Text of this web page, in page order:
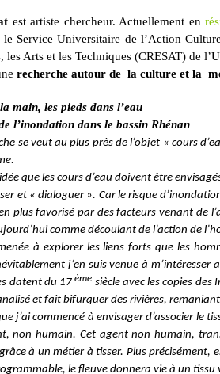
est artiste chercheur. Actuellement en
le Service Universitaire de l’Action
les Arts et les Techniques (CRESAT) de
recherche autour de la culture et la
main, les pieds dans l’eau
l’inondation dans le bassin Rhénan
se veut au plus près de l’objet « cours
que les cours d’eau doivent être
et « dialoguer ». Car le risque
plus favorisé par des facteurs venant de
comme découlant de l’action de
à explorer les liens forts que les
j’en suis venue à
datent du 17ème siècle avec les copies
et fait bifurquer des rivières,
j’ai commencé à envisager d’associer
non-humain. Cet agent non-humain,
à un métier à tisser. Plus précisément,
le fleuve donnera vie à un tissu